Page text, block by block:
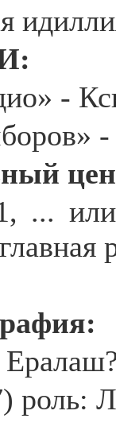
-
...
роль: